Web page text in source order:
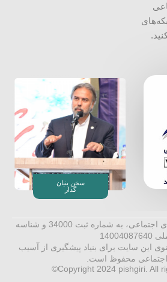
می‌توانید از طریق شبکه‌‎های
سخن بنیان
گذار
بنیاد پیشگیری از آسیب های اجتماعی، به شماره ثبت 34000 و شناسه
این ‌سایت برای بنیاد پیشگیری از آسیب
محفوظ است.
Copyright 2024 pishgiri. All